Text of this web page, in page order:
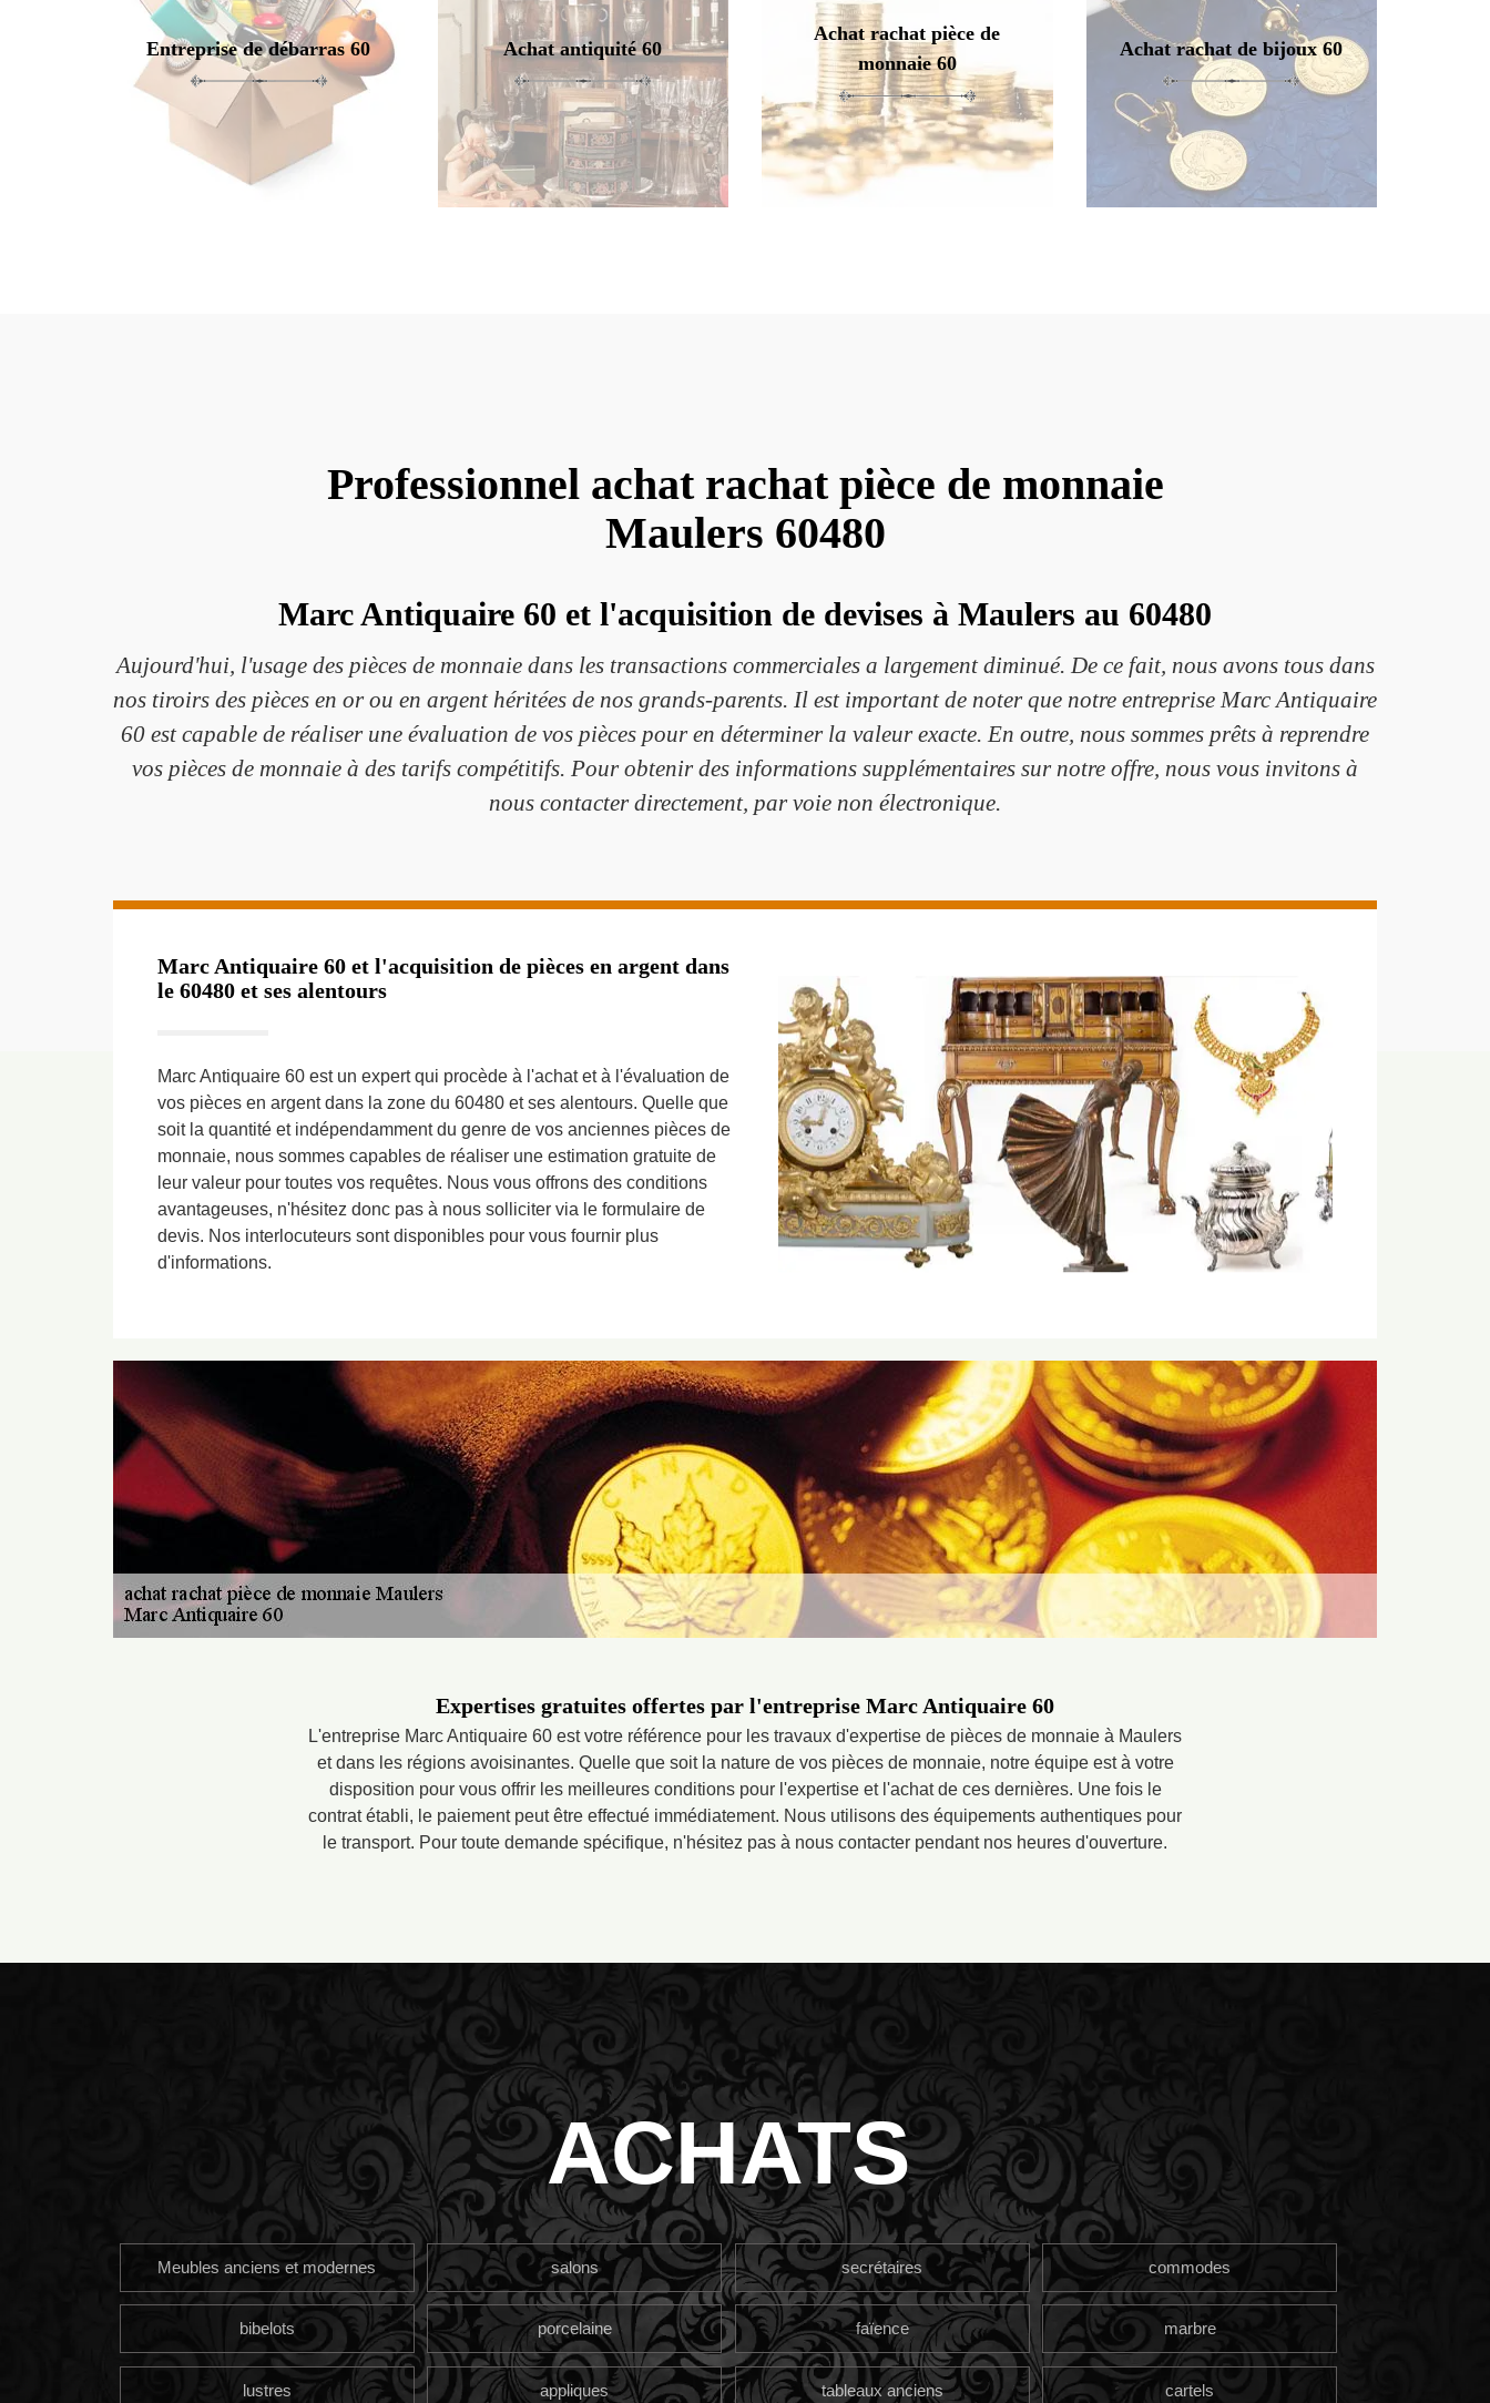
Entreprise de débarras 60 Achat antiquité 60
Achat rachat pièce de
monnaie 60
Achat rachat de bijoux 60
Professionnel achat rachat pièce de monnaie
Maulers 60480
Marc Antiquaire 60 et l'acquisition de devises à Maulers au 60480
Aujourd'hui, l'usage des pièces de monnaie dans les transactions commerciales a largement diminué. De ce fait, nous avons tous dans
nos tiroirs des pièces en or ou en argent héritées de nos grands-parents. Il est important de noter que notre entreprise Marc Antiquaire
60 est capable de réaliser une évaluation de vos pièces pour en déterminer la valeur exacte. En outre, nous sommes prêts à reprendre
vos pièces de monnaie à des tarifs compétitifs. Pour obtenir des informations supplémentaires sur notre offre, nous vous invitons à
nous contacter directement, par voie non électronique.
Marc Antiquaire 60 et l'acquisition de pièces en argent dans
le 60480 et ses alentours
Marc Antiquaire 60 est un expert qui procède à l'achat et à l'évaluation de
vos pièces en argent dans la zone du 60480 et ses alentours. Quelle que
soit la quantité et indépendamment du genre de vos anciennes pièces de
monnaie, nous sommes capables de réaliser une estimation gratuite de
leur valeur pour toutes vos requêtes. Nous vous offrons des conditions
avantageuses, n'hésitez donc pas à nous solliciter via le formulaire de
devis. Nos interlocuteurs sont disponibles pour vous fournir plus
d'informations.
Expertises gratuites offertes par l'entreprise Marc Antiquaire 60
L'entreprise Marc Antiquaire 60 est votre référence pour les travaux d'expertise de pièces de monnaie à Maulers
et dans les régions avoisinantes. Quelle que soit la nature de vos pièces de monnaie, notre équipe est à votre
disposition pour vous offrir les meilleures conditions pour l'expertise et l'achat de ces dernières. Une fois le
contrat établi, le paiement peut être effectué immédiatement. Nous utilisons des équipements authentiques pour
le transport. Pour toute demande spécifique, n'hésitez pas à nous contacter pendant nos heures d'ouverture.
ACHATS
Meubles anciens et modernes salons secrétaires commodes
bibelots porcelaine faïence marbre
lustres appliques tableaux anciens cartels